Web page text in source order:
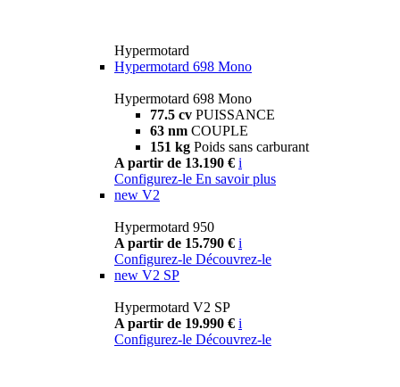
Hypermotard
Hypermotard 698 Mono
Hypermotard 698 Mono
77.5 cv PUISSANCE
63 nm COUPLE
151 kg Poids sans carburant
A partir de 13.190 € i
Configurez-le En savoir plus
new V2
Hypermotard 950
A partir de 15.790 € i
Configurez-le Découvrez-le
new V2 SP
Hypermotard V2 SP
A partir de 19.990 € i
Configurez-le Découvrez-le